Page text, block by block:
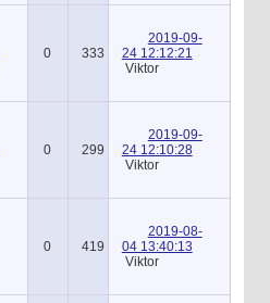
0 333
2019-09-
24 12:12:21
Viktor
0 299
2019-09-
24 12:10:28
Viktor
0 419
2019-08-
04 13:40:13
Viktor